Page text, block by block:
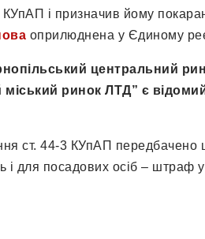
і призначив йому
оприлюднена у Єдиному
центральний
ринок ЛТД” є
ст. 44-3 КУпАП передбачено
і для посадових осіб – штраф